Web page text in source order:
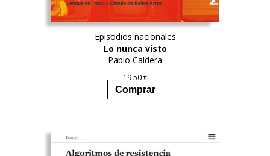
Episodios nacionales
Lo nunca visto
Pablo Caldera
19,50€
Comprar